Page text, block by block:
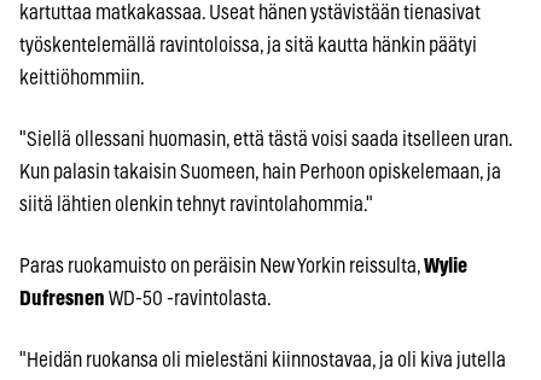
kartuttaa matkakassaa. Useat hänen ystävistään tienasivat
työskentelemällä ravintoloissa, ja sitä kautta hänkin päätyi
keittiöhommiin.
"Siellä ollessani huomasin, että tästä voisi saada itselleen uran.
Kun palasin takaisin Suomeen, hain Perhoon opiskelemaan, ja
siitä lähtien olenkin tehnyt ravintolahommia."
Paras ruokamuisto on peräisin New Yorkin reissulta,Wylie
Dufresnen WD-50 -ravintolasta.
"Heidän ruokansa oli mielestäni kiinnostavaa, ja oli kiva jutella